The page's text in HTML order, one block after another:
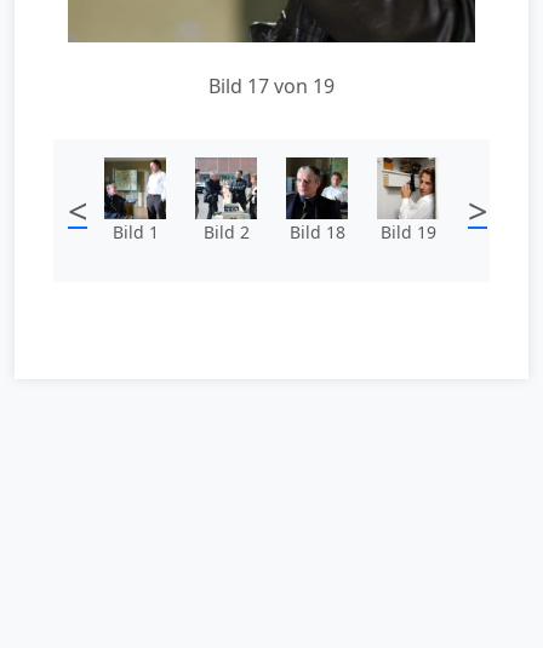
Bild 17 von 19
< Bild 1 Bild 2 Bild 18 Bild 19 >